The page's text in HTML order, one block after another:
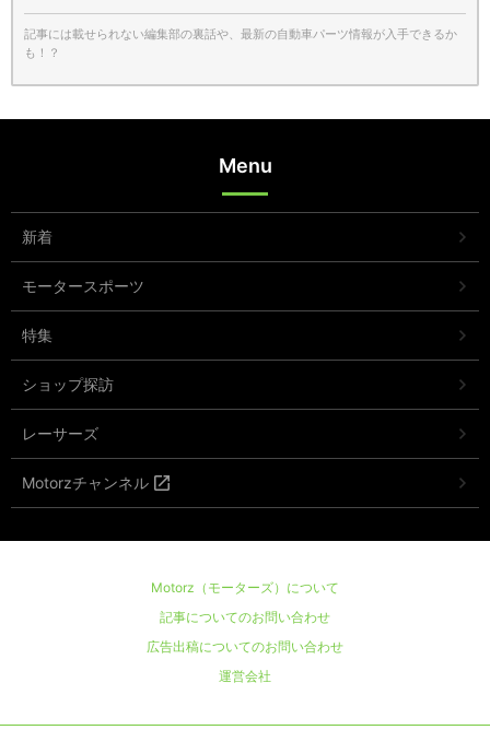
記事には載せられない編集部の裏話や、最新の自動車パーツ情報が入手できるか
も！？
Menu
新着
モータースポーツ
特集
ショップ探訪
レーサーズ
Motorzチャンネル
Motorz（モーターズ）について
記事についてのお問い合わせ
広告出稿についてのお問い合わせ
運営会社